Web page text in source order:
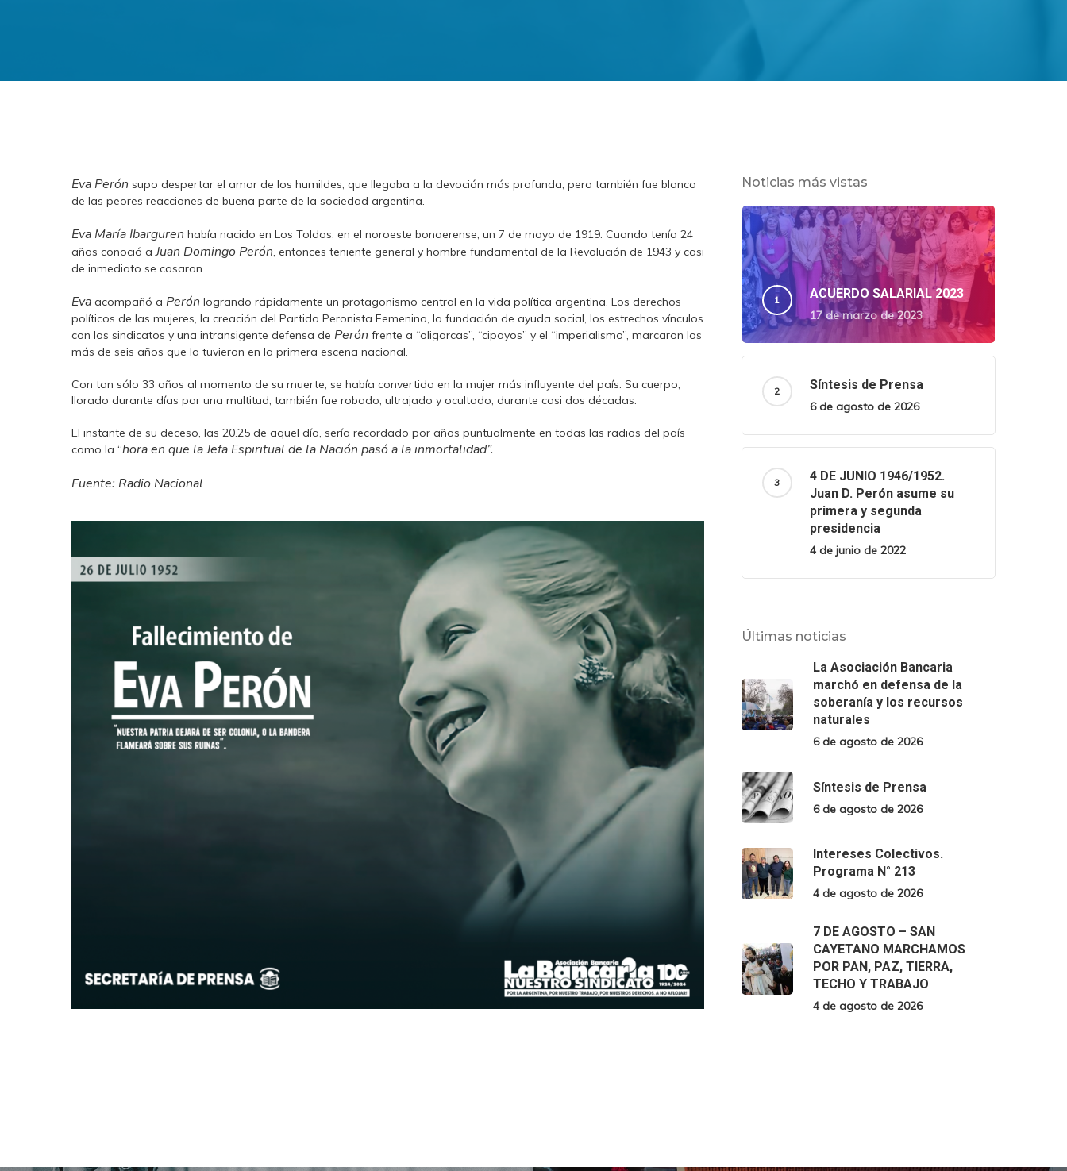
Eva Perón supo despertar el amor de los humildes, que llegaba a la devoción más profunda, pero también fue blanco
de las peores reacciones de buena parte de la sociedad argentina.
Eva María Ibarguren había nacido en Los Toldos, en el noroeste bonaerense, un 7 de mayo de 1919. Cuando tenía 24
años conoció aJuan Domingo Perón, entonces teniente general y hombre fundamental de la Revolución de 1943 y casi
de inmediato se casaron.
Eva acompañó a Perón logrando rápidamente un protagonismo central en la vida política argentina. Los derechos
políticos de las mujeres, la creación del Partido Peronista Femenino, la fundación de ayuda social, los estrechos vínculos
con los sindicatos y una intransigente defensa de Perón frente a “oligarcas”, “cipayos” y el “imperialismo”, marcaron los
más de seis años que la tuvieron en la primera escena nacional.
Con tan sólo 33 años al momento de su muerte, se había convertido en la mujer más influyente del país. Su cuerpo,
llorado durante días por una multitud, también fue robado, ultrajado y ocultado, durante casi dos décadas.
El instante de su deceso, las 20.25 de aquel día, sería recordado por años puntualmente en todas las radios del país
como la “hora en que la Jefa Espiritual de la Nación pasó a la inmortalidad”.
Fuente: Radio Nacional
Noticias más vistas
ACUERDO SALARIAL 2023
17 de marzo de 2023
Síntesis de Prensa
6 de agosto de 2026
4 DE JUNIO 1946/1952.
Juan D. Perón asume su
primera y segunda
presidencia
4 de junio de 2022
Últimas noticias
La Asociación Bancaria
marchó en defensa de la
soberanía y los recursos
naturales
6 de agosto de 2026
Síntesis de Prensa
6 de agosto de 2026
Intereses Colectivos.
Programa N° 213
4 de agosto de 2026
7 DE AGOSTO – SAN
CAYETANO MARCHAMOS
POR PAN, PAZ, TIERRA,
TECHO Y TRABAJO
4 de agosto de 2026